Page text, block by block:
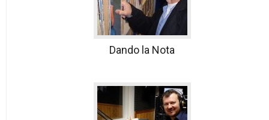
Dando la Nota